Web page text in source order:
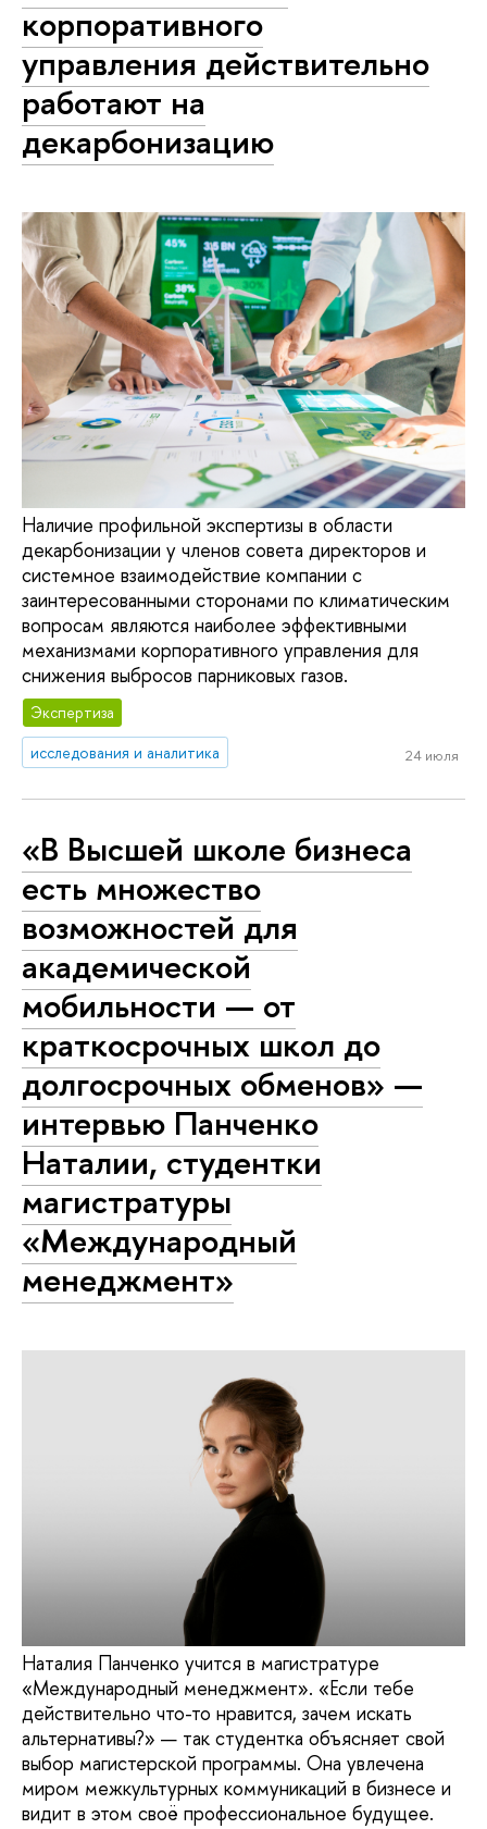
корпоративного
управления действительно
работают на
декарбонизацию
Наличие профильной экспертизы в области
декарбонизации у членов совета директоров и
системное взаимодействие компании с
заинтересованными сторонами по климатическим
вопросам являются наиболее эффективными
механизмами корпоративного управления для
снижения выбросов парниковых газов.
Экспертиза
исследования и аналитика
24 июля
«В Высшей школе бизнеса
есть множество
возможностей для
академической
мобильности — от
краткосрочных школ до
долгосрочных обменов» —
интервью Панченко
Наталии, студентки
магистратуры
«Международный
менеджмент»
Наталия Панченко учится в магистратуре
«Международный менеджмент». «Если тебе
действительно что-то нравится, зачем искать
альтернативы?» — так студентка объясняет свой
выбор магистерской программы. Она увлечена
миром межкультурных коммуникаций в бизнесе и
видит в этом своё профессиональное будущее.